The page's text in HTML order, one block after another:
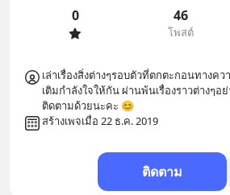
0 46
โพสต์
เล่าเรื่องสิ่งต่างๆรอบตัวที่ตกตะกอนทางค
เติมกำลังใจให้กัน ผ่านพ้นเรื่องราวต่างๆอ
ติดตามด้วยนะคะ 😊
สร้างเพจเมื่อ 22 ธ.ค. 2019
ติดตาม